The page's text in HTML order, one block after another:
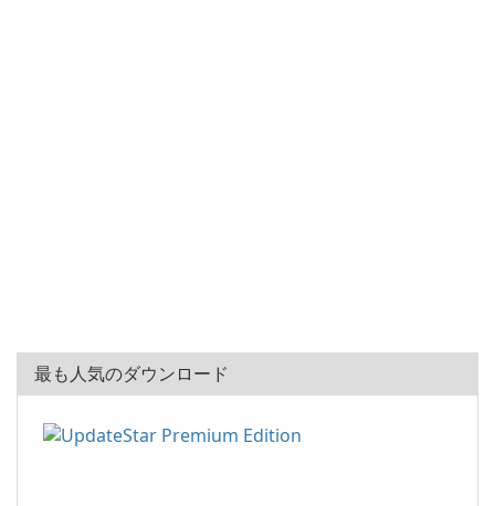
最も人気のダウンロード